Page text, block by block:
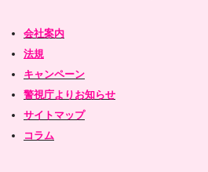
会社案内
法規
キャンペーン
警視庁よりお知らせ
サイトマップ
コラム